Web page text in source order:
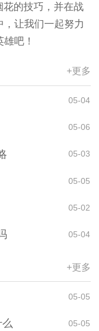
花的技巧，并在战
让我们一起努力
吧！
+更多
05-04
05-06
05-03
05-05
05-02
05-04
+更多
05-05
05-05